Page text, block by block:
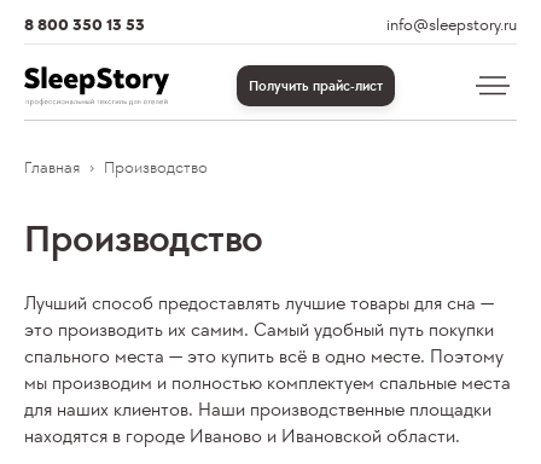
Получить прайс-лист
8 800 350 13 53 info@sleepstory.ru
Главная Производство
Производство
Лучший способ предоставлять лучшие товары для сна —
это производить их самим. Самый удобный путь покупки
спального места — это купить всё в одно месте. Поэтому
мы производим и полностью комплектуем спальные места
для наших клиентов. Наши производственные площадки
находятся в городе Иваново и Ивановской области.